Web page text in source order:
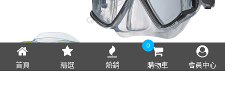
首頁 精選 熱銷
0
購物車 會員中心